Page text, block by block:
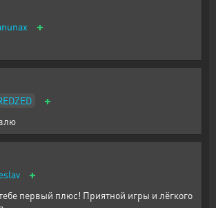
+
+
+
первый плюс! Приятной игры и лёгкого